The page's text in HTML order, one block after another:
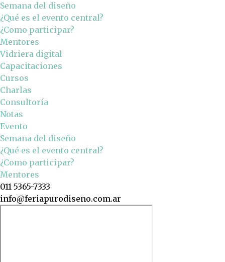
Semana del diseño
¿Qué es el evento central?
¿Como participar?
Mentores
Vidriera digital
Capacitaciones
Cursos
Charlas
Consultoría
Notas
Evento
Semana del diseño
¿Qué es el evento central?
¿Como participar?
Mentores
011 5365-7333
info@feriapurodiseno.com.ar